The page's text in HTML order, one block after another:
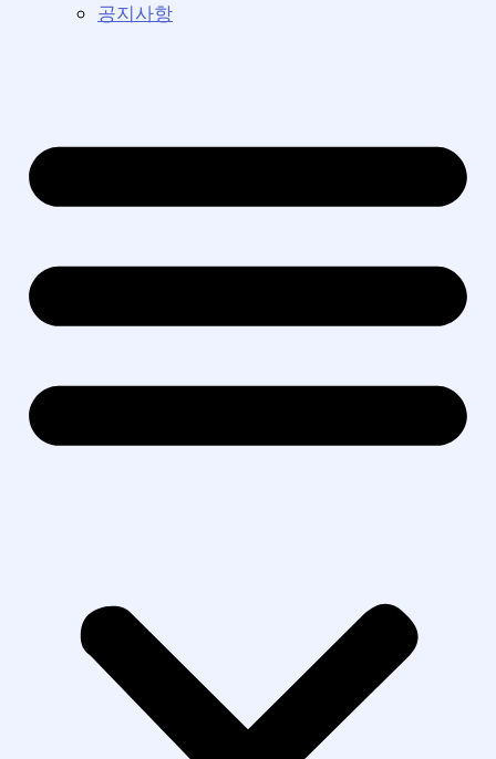
공지사항